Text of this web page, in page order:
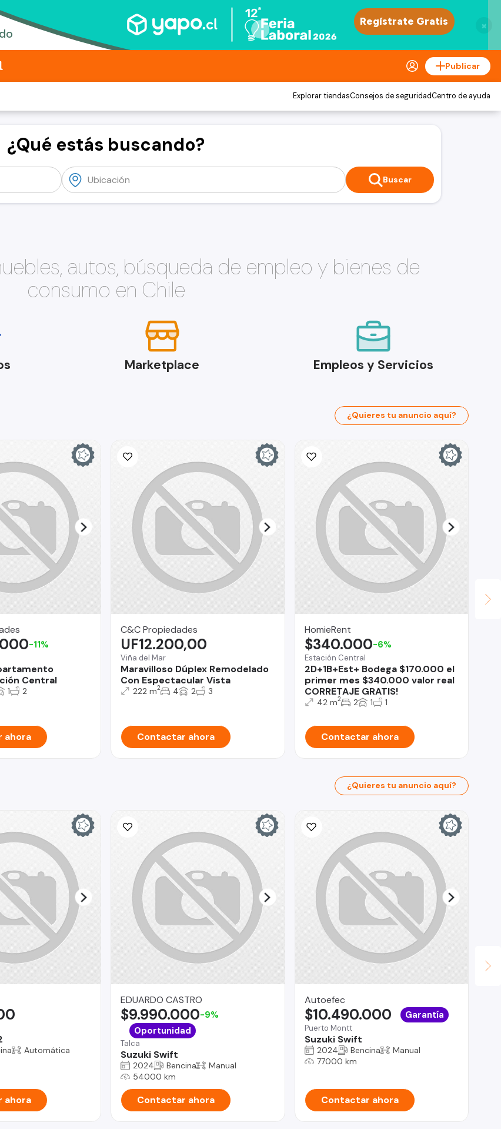
×
Publicar
Explorar tiendasConsejos de seguridadCentro de ayuda
¿Qué estás buscando?
Buscar
autos, búsqueda de empleo y bienes de
consumo en Chile
Marketplace Empleos y Servicios
¿Quieres tu anuncio aquí?
Central
-11%
1 2
ahora
C&C Propiedades
Viña del Mar
Maravilloso Dúplex Remodelado
Con Espectacular Vista
UF12.200,00
222 m2 4 2 3
Contactar ahora
HomieRent
Estación Central
2D+1B+Est+ Bodega $170.000 el
primer mes $340.000 valor real
CORRETAJE GRATIS!
$340.000-6%
42 m2 2 1 1
Contactar ahora
¿Quieres tu anuncio aquí?
Automática
ahora
EDUARDO CASTRO
Talca
Suzuki Swift
$9.990.000-9%
Oportunidad
2024 Bencina
Manual
54000 km
Contactar ahora
Autoefec
Puerto Montt
Suzuki Swift
$10.490.000 Garantía
2024 Bencina
Manual
77000 km
Contactar ahora